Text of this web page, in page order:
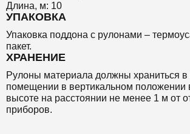
Длина, м: 10
УПАКОВКА
Упаковка поддона с рулонами –
пакет.
ХРАНЕНИЕ
Рулоны материала должны храниться в
помещении в вертикальном положении
высоте на расстоянии не менее 1 м от
приборов.